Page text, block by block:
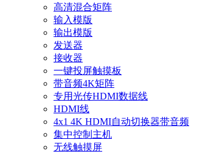
高清混合矩阵
输入模版
输出模版
发送器
接收器
一键投屏触摸板
带音频4K矩阵
专用光传HDMI数据线
HDMI线
4x1 4K HDMI自动切换器带音频
集中控制主机
无线触摸屏